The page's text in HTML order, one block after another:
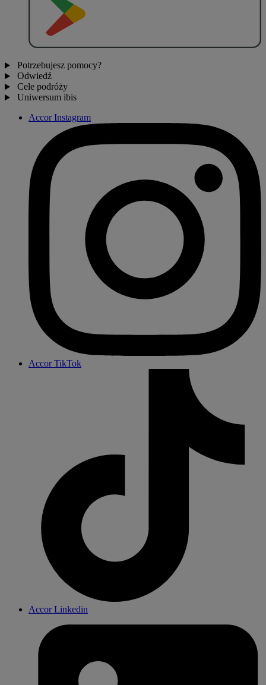
Potrzebujesz pomocy?
Odwiedź
Cele podróży
Uniwersum ibis
Accor Instagram
Accor TikTok
Accor Linkedin